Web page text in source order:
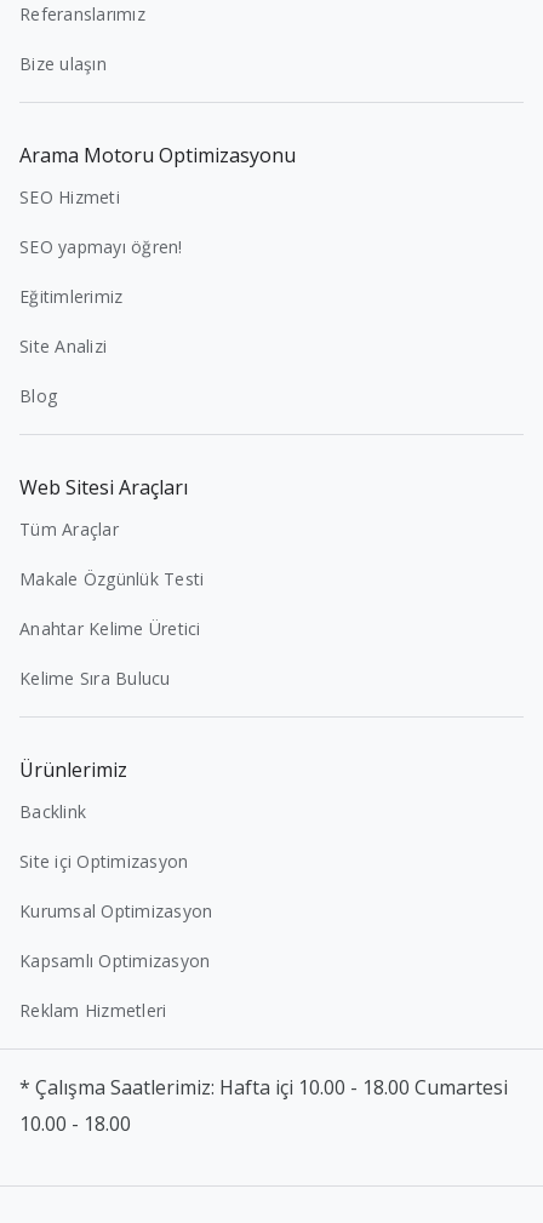
Referanslarımız
Bize ulaşın
Arama Motoru Optimizasyonu
SEO Hizmeti
SEO yapmayı öğren!
Eğitimlerimiz
Site Analizi
Blog
Web Sitesi Araçları
Tüm Araçlar
Makale Özgünlük Testi
Anahtar Kelime Üretici
Kelime Sıra Bulucu
Ürünlerimiz
Backlink
Site içi Optimizasyon
Kurumsal Optimizasyon
Kapsamlı Optimizasyon
Reklam Hizmetleri
* Çalışma Saatlerimiz: Hafta içi 10.00 - 18.00 Cumartesi
10.00 - 18.00